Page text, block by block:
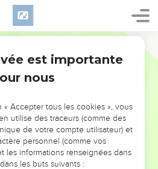
L’ÉVÉNEMENT
!
POUVAIENT VOUS ÉVITER LES
VOTRES ?
est importante
nous
« Accepter tous les cookies », vous
utilise des traceurs (comme des
de votre compte utilisateur) et
personnel (comme vos
les informations renseignées dans
les buts suivants :